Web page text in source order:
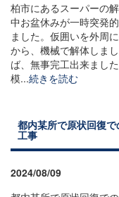
柏市にあるスーパーの
中お盆休みが一時突発
ました。仮囲いを外周
から、機械で解体しま
ば、無事完工出来まし
模...続きを読む
都内某所で原状回復
工事
2024/08/09